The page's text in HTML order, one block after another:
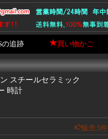
の追跡 買い物かご
スチールセラミック
時計
販売:5件